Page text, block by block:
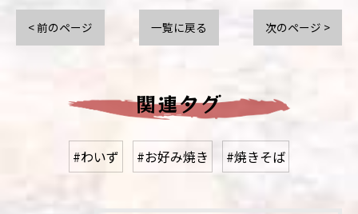
< 前のページ 一覧に戻る 次のページ >
関連タグ
#わいず #お好み焼き #焼きそば